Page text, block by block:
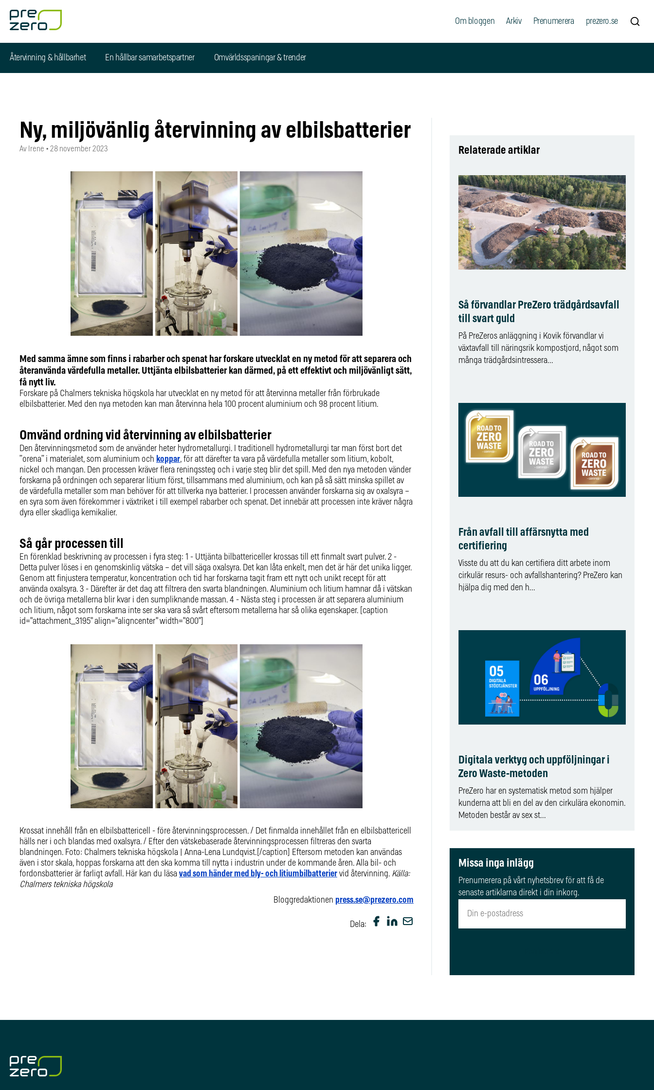
Om bloggen Arkiv Prenumerera prezero.se
Återvinning & hållbarhet En hållbar samarbetspartner Omvärldsspaningar & trender
Ny, miljövänlig återvinning av elbilsbatterier
Av Irene • 28 november 2023
Med samma ämne som finns i rabarber och spenat har forskare utvecklat en ny metod för att separera och
återanvända värdefulla metaller. Uttjänta elbilsbatterier kan därmed, på ett effektivt och miljövänligt sätt,
få nytt liv.
Forskare på Chalmers tekniska högskola har utvecklat en ny metod för att återvinna metaller från förbrukade
elbilsbatterier. Med den nya metoden kan man återvinna hela 100 procent aluminium och 98 procent litium.
Omvänd ordning vid återvinning av elbilsbatterier
Den återvinningsmetod som de använder heter hydrometallurgi. I traditionell hydrometallurgi tar man först bort det
”orena” i materialet, som aluminium och koppar, för att därefter ta vara på värdefulla metaller som litium, kobolt,
nickel och mangan. Den processen kräver flera reningssteg och i varje steg blir det spill. Med den nya metoden vänder
forskarna på ordningen och separerar litium först, tillsammans med aluminium, och kan på så sätt minska spillet av
de värdefulla metaller som man behöver för att tillverka nya batterier. I processen använder forskarna sig av oxalsyra –
en syra som även förekommer i växtriket i till exempel rabarber och spenat. Det innebär att processen inte kräver några
dyra eller skadliga kemikalier.
Så går processen till
En förenklad beskrivning av processen i fyra steg: 1 - Uttjänta bilbattericeller krossas till ett finmalt svart pulver. 2 -
Detta pulver löses i en genomskinlig vätska – det vill säga oxalsyra. Det kan låta enkelt, men det är här det unika ligger.
Genom att finjustera temperatur, koncentration och tid har forskarna tagit fram ett nytt och unikt recept för att
använda oxalsyra. 3 - Därefter är det dag att filtrera den svarta blandningen. Aluminium och litium hamnar då i vätskan
och de övriga metallerna blir kvar i den sumpliknande massan. 4 - Nästa steg i processen är att separera aluminium
och litium, något som forskarna inte ser ska vara så svårt eftersom metallerna har så olika egenskaper. [caption
id="attachment_3195" align="aligncenter" width="800"]
Krossat innehåll från en elbilsbattericell - före återvinningsprocessen. / Det finmalda innehållet från en elbilsbattericell
hälls ner i och blandas med oxalsyra. / Efter den vätskebaserade återvinningsprocessen filtreras den svarta
blandningen. Foto: Chalmers tekniska högskola | Anna-Lena Lundqvist.[/caption] Eftersom metoden kan användas
även i stor skala, hoppas forskarna att den ska komma till nytta i industrin under de kommande åren. Alla bil- och
fordonsbatterier är farligt avfall. Här kan du läsa vad som händer med bly- och litiumbilbatterier vid återvinning. Källa:
Chalmers tekniska högskola
Bloggredaktionen press.se@prezero.com
Dela:
Relaterade artiklar
Så förvandlar PreZero trädgårdsavfall
till svart guld
På PreZeros anläggning i Kovik förvandlar vi
växtavfall till näringsrik kompostjord, något som
många trädgårdsintressera...
Från avfall till affärsnytta med
certifiering
Visste du att du kan certifiera ditt arbete inom
cirkulär resurs- och avfallshantering? PreZero kan
hjälpa dig med den h...
Digitala verktyg och uppföljningar i
Zero Waste-metoden
PreZero har en systematisk metod som hjälper
kunderna att bli en del av den cirkulära ekonomin.
Metoden består av sex st...
Missa inga inlägg
Prenumerera på vårt nyhetsbrev för att få de
senaste artiklarna direkt i din inkorg.